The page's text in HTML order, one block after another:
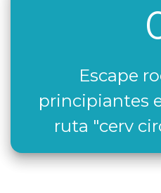
Escape
principiantes
ruta "cerv